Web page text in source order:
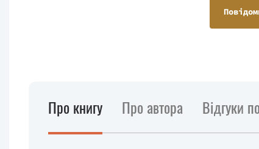
Про книгу Про автора Відгуки